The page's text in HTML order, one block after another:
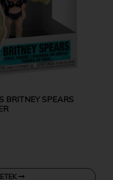
BRITNEY SPEARS